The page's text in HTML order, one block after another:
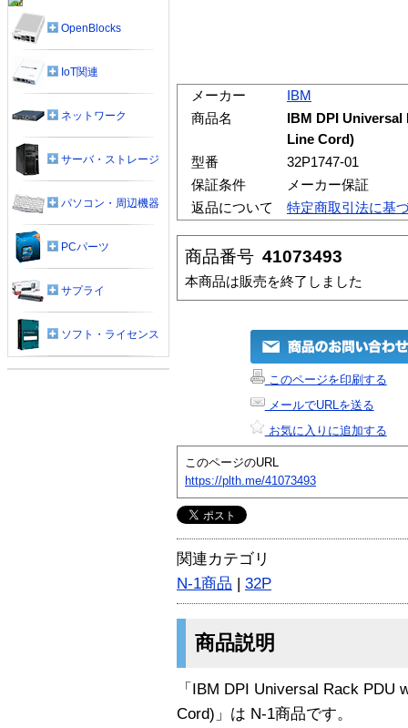
メーカー
IBM
商品名
IBM DPI
Line Cord)
型番
32P1747-01
保証条件
メーカー保証
返品について
特定商取引法に基
商品番号 41073493
本商品は販売を終了しました
このページを印刷する
メールでURLを送る
お気に入りに追加する
このページのURL
https://plth.me/41073493
関連カテゴリ
N-1商品 | 32P
商品説明
「IBM DPI Universal Rack PDU
Cord)」は N-1商品です。
OpenBlocks
IoT関連
ネットワーク
サーバ・ストレージ
パソコン・周辺機器
PCパーツ
サプライ
ソフト・ライセンス